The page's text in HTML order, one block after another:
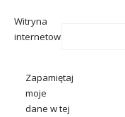
Witryna
internetowa
Zapamiętaj
moje
dane w tej